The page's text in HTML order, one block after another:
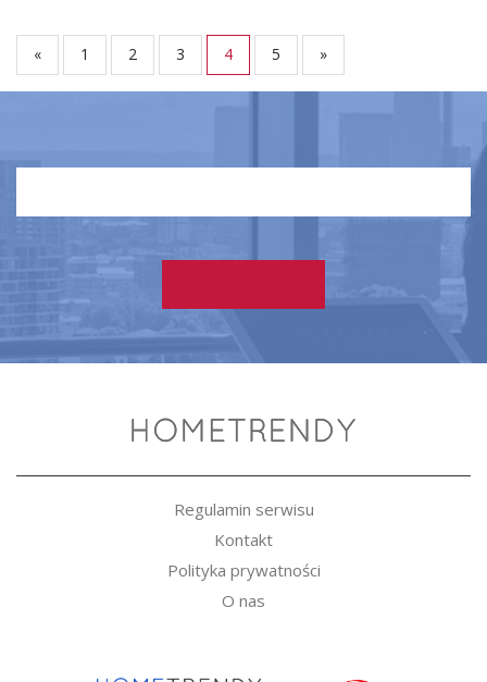
« 1 2 3 4 5 »
Regulamin serwisu
Kontakt
Polityka prywatności
O nas